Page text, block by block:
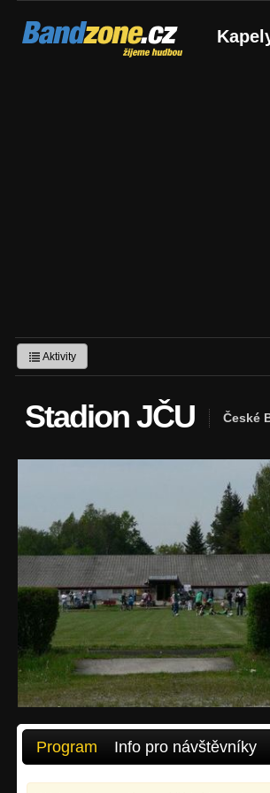
Bandzone.cz
žijeme hudbou
Aktivity
Stadion JČU České
Program Info pro návštěvníky